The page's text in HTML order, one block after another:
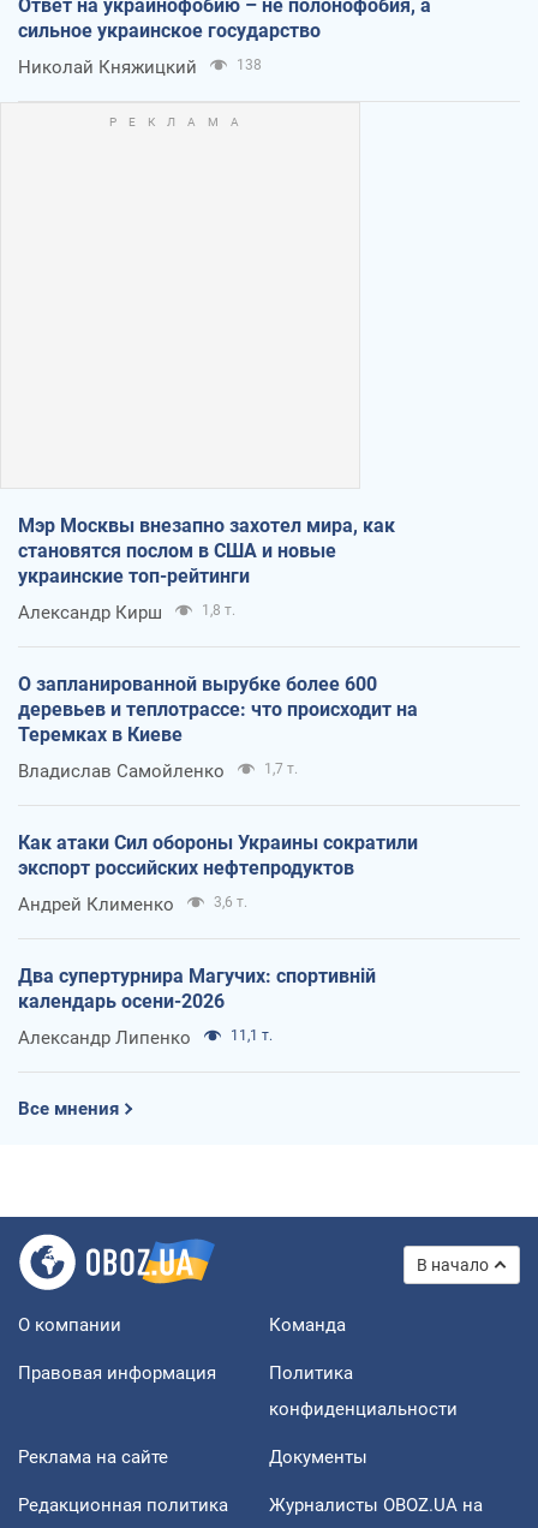
Ответ на украинофобию – не полонофобия, а
сильное украинское государство
Николай Княжицкий 138
Мэр Москвы внезапно захотел мира, как
становятся послом в США и новые
украинские топ-рейтинги
Александр Кирш 1,8 т.
О запланированной вырубке более 600
деревьев и теплотрассе: что происходит на
Теремках в Киеве
Владислав Самойленко 1,7 т.
Как атаки Сил обороны Украины сократили
экспорт российских нефтепродуктов
Андрей Клименко 3,6 т.
Два супертурнира Магучих: спортивній
календарь осени-2026
Александр Липенко 11,1 т.
Все мнения
В начало
О компании Команда
Правовая информация
Политика
конфиденциальности
Реклама на сайте Документы
Редакционная политика
Журналисты OBOZ.UA на